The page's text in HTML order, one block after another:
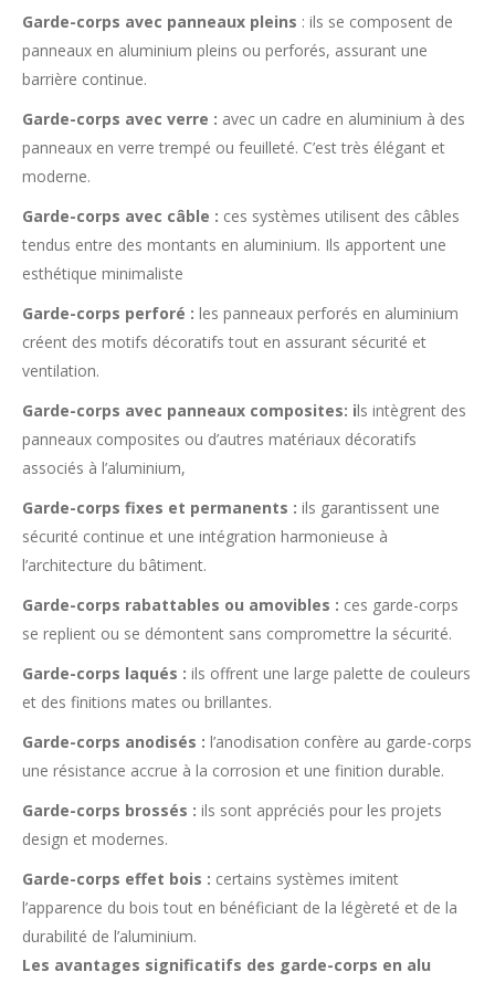
Garde-corps avec panneaux pleins : ils se composent de
panneaux en aluminium pleins ou perforés, assurant une
barrière continue.
Garde-corps avec verre : avec un cadre en aluminium à des
panneaux en verre trempé ou feuilleté. C’est très élégant et
moderne.
Garde-corps avec câble : ces systèmes utilisent des câbles
tendus entre des montants en aluminium. Ils apportent une
esthétique minimaliste
Garde-corps perforé : les panneaux perforés en aluminium
créent des motifs décoratifs tout en assurant sécurité et
ventilation.
Garde-corps avec panneaux composites: ils intègrent des
panneaux composites ou d’autres matériaux décoratifs
associés à l’aluminium,
Garde-corps fixes et permanents : ils garantissent une
sécurité continue et une intégration harmonieuse à
l’architecture du bâtiment.
Garde-corps rabattables ou amovibles : ces garde-corps
se replient ou se démontent sans compromettre la sécurité.
Garde-corps laqués : ils offrent une large palette de couleurs
et des finitions mates ou brillantes.
Garde-corps anodisés : l’anodisation confère au garde-corps
une résistance accrue à la corrosion et une finition durable.
Garde-corps brossés : ils sont appréciés pour les projets
design et modernes.
Garde-corps effet bois : certains systèmes imitent
l’apparence du bois tout en bénéficiant de la légèreté et de la
durabilité de l’aluminium.
Les avantages significatifs des garde-corps en alu